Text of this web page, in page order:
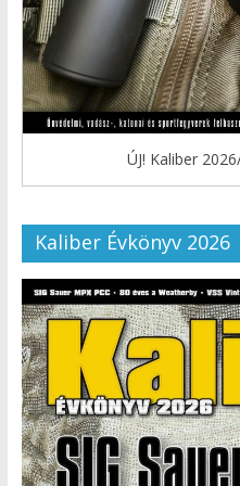
ÚJ! Kaliber
Kaliber Évkönyv 2026